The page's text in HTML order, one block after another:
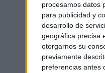
procesamos datos
para publicidad y
desarrollo de
geográfica precisa
otorgarnos su
previamente
preferencias antes